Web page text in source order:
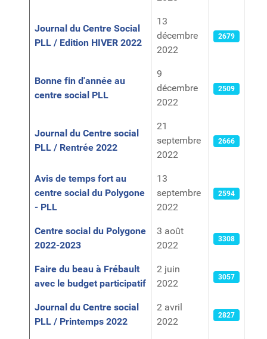
Journal du Centre Social
PLL / Edition HIVER 2022
13
décembre
2022
2679
Bonne fin d'année au
centre social PLL
9
décembre
2022
2509
Journal du Centre social
PLL / Rentrée 2022
21
septembre
2022
2666
Avis de temps fort au
centre social du Polygone
- PLL
13
septembre
2022
2594
Centre social du Polygone
2022-2023
3 août
2022
3308
Faire du beau à Frébault
avec le budget participatif
2 juin
2022
3057
Journal du Centre social
PLL / Printemps 2022
2 avril
2022
2827